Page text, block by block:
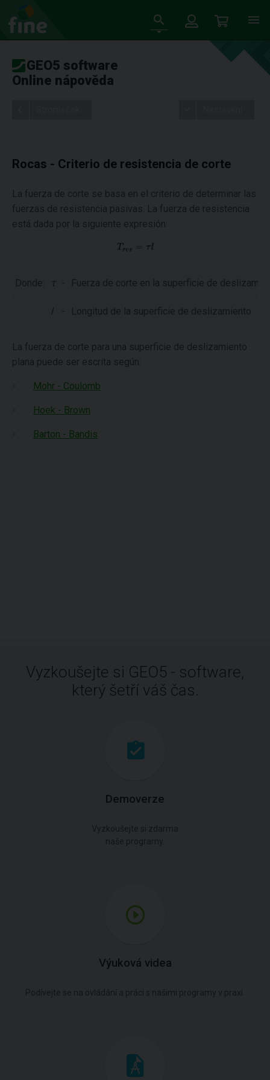
GEO5 software
Online nápověda
Rocas - Criterio de resistencia de corte
La fuerza de corte se basa en el criterio de determinar las
fuerzas de resistencia pasivas. La fuerza de resistencia
está dada por la siguiente expresión:
Donde: τ - Fuerza de corte en la superficie de
l - Longitud de la superficie de deslizamiento
La fuerza de corte para una superficie de deslizamiento
plana puede ser escrita según:
Mohr - Coulomb
Hoek - Brown
Barton - Bandis
Vyzkoušejte si GEO5 - software,
který šetří váš čas.
Demoverze
Vyzkoušejte si zdarma
naše programy.
Výuková videa
Podívejte se na ovládání a práci s našimi programy v praxi.